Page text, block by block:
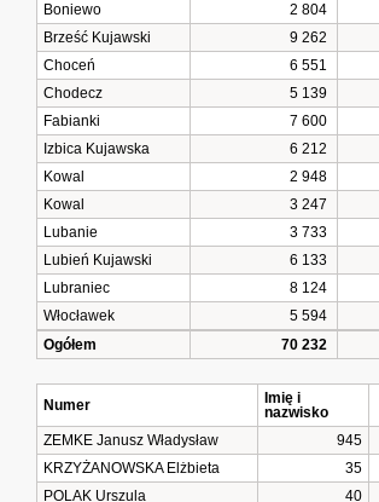
Boniewo
2 804
Brześć Kujawski
9 262
Choceń
6 551
Chodecz
5 139
Fabianki
7 600
Izbica Kujawska
6 212
Kowal
2 948
Kowal
3 247
Lubanie
3 733
Lubień Kujawski
6 133
Lubraniec
8 124
Włocławek
5 594
Ogółem
70 232
Numer
Imię i
nazwisko
ZEMKE Janusz Władysław
945
KRZYŻANOWSKA Elżbieta
35
POLAK Urszula
40